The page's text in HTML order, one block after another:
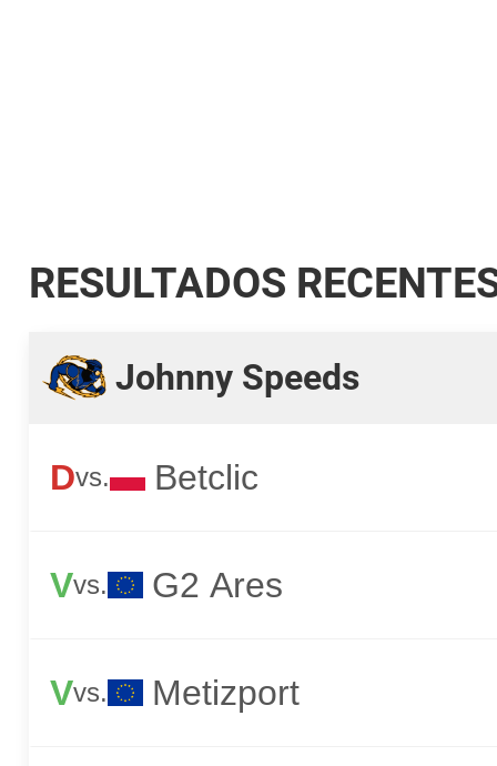
RESULTADOS
Johnny Speeds
Dvs. Betclic
Vvs. G2 Ares
Vvs. Metizport